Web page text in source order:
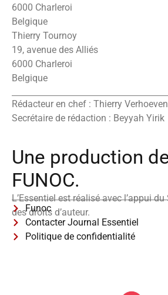
6000 Charleroi
Belgique
Thierry Tournoy
19, avenue des Alliés
6000 Charleroi
Belgique
Rédacteur en chef : Thierry Verhoeven
Secrétaire de rédaction : Beyyah Yirik
Une production
FUNOC.
L’Essentiel est réalisé avec l’appui
des droits d’auteur.
Funoc
Contacter Journal Essentiel
Politique de confidentialité